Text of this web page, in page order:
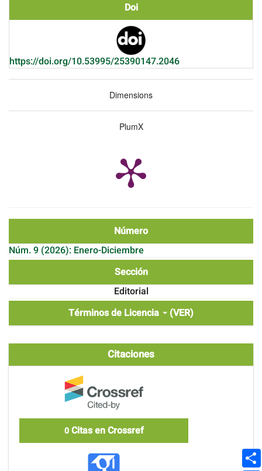
Doi
https://doi.org/10.53995/25390147.2046
Dimensions
PlumX
Número
Núm. 9 (2026): Enero-Diciembre
Sección
Editorial
Términos de Licencia
(VER)
Citaciones
0Citas en Crossref